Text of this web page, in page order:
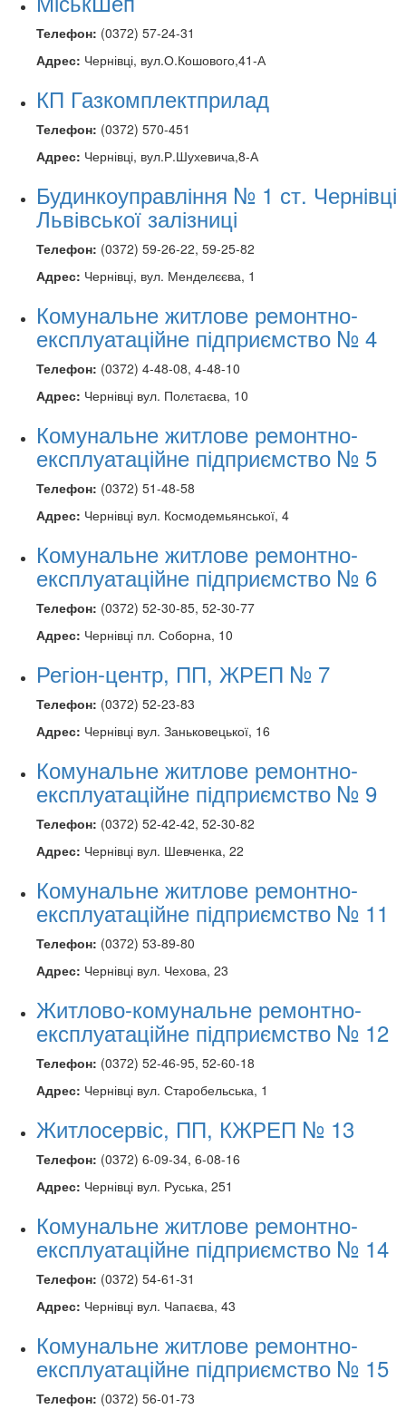
Телефон: (0372) 57-24-31
Адрес: Чернівці, вул.О.Кошового,41-А
КП Газкомплектприлад
Телефон: (0372) 570-451
Адрес: Чернівці, вул.Р.Шухевича,8-А
Будинкоуправління № 1 ст. Чернівці
Львівської залізниці
Телефон: (0372) 59-26-22, 59-25-82
Адрес: Чернівці, вул. Менделєєва, 1
Комунальне житлове ремонтно-
експлуатаційне підприємство № 4
Телефон: (0372) 4-48-08, 4-48-10
Адрес: Чернівці вул. Полєтаєва, 10
Комунальне житлове ремонтно-
експлуатаційне підприємство № 5
Телефон: (0372) 51-48-58
Адрес: Чернівці вул. Космодемьянської, 4
Комунальне житлове ремонтно-
експлуатаційне підприємство № 6
Телефон: (0372) 52-30-85, 52-30-77
Адрес: Чернівці пл. Соборна, 10
Регіон-центр, ПП, ЖРЕП № 7
Телефон: (0372) 52-23-83
Адрес: Чернівці вул. Заньковецької, 16
Комунальне житлове ремонтно-
експлуатаційне підприємство № 9
Телефон: (0372) 52-42-42, 52-30-82
Адрес: Чернівці вул. Шевченка, 22
Комунальне житлове ремонтно-
експлуатаційне підприємство № 11
Телефон: (0372) 53-89-80
Адрес: Чернівці вул. Чехова, 23
Житлово-комунальне ремонтно-
експлуатаційне підприємство № 12
Телефон: (0372) 52-46-95, 52-60-18
Адрес: Чернівці вул. Старобельська, 1
Житлосервіс, ПП, КЖРЕП № 13
Телефон: (0372) 6-09-34, 6-08-16
Адрес: Чернівці вул. Руська, 251
Комунальне житлове ремонтно-
експлуатаційне підприємство № 14
Телефон: (0372) 54-61-31
Адрес: Чернівці вул. Чапаєва, 43
Комунальне житлове ремонтно-
експлуатаційне підприємство № 15
Телефон: (0372) 56-01-73